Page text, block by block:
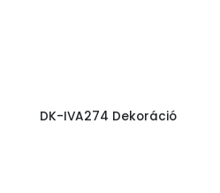
DK-IVA274 Dekoráció